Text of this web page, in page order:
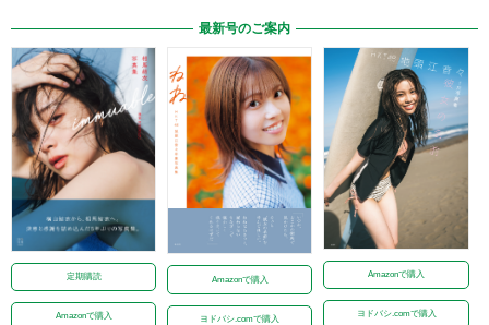
最新号のご案内
定期購読
Amazonで購入
Amazonで購入
ヨドバシ.comで購入
Amazonで購入
ヨドバシ.comで購入